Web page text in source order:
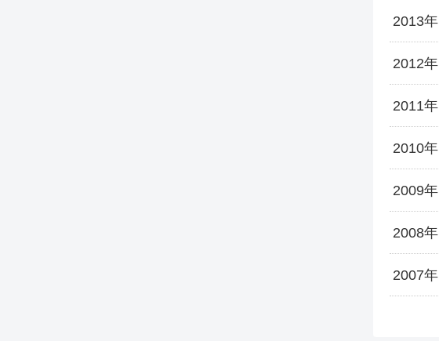
2013年
2012年
2011年
2010年
2009年
2008年
2007年